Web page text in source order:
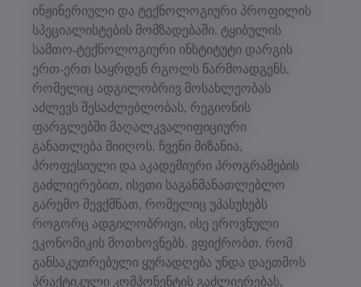
ინჟინერიული და ტექნოლოგიური პროფილის
სპეციალისტების მომზადებაში. ტყიბულის
სამთო-ტექნოლოგიური ინსტიტუტი დარგის
ერთ-ერთ საყრდენ რგოლს წარმოადგენს,
რომელიც ადგილობრივ მოსახლეობას
აძლევს შესაძლებლობას, რეგიონის
ფარგლებში მაღალკვალიფიციური
განათლება მიიღოს. ჩვენი მიზანია,
პროფესიული და აკადემიური პროგრამების
გაძლიერებით, ისეთი საგანმანათლებლო
გარემო შევქმნათ, რომელიც უპასუხებს
როგორც ადგილობრივი, ისე ეროვნული
ეკონომიკის მოთხოვნებს. ვფიქრობთ, რომ
განსაკუთრებული ყურადღება უნდა დაეთმოს
პრაქტიკული კომპონენტის გაძლიერებას,